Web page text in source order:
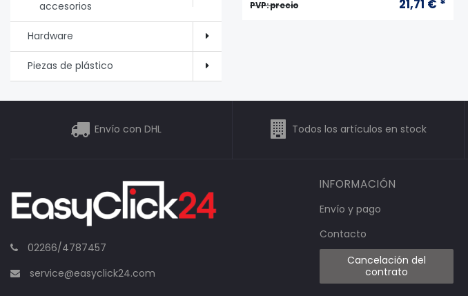
accesorios
Hardware
Piezas de plástico
PVP: precio 21,71 € *
Envío con DHL Todos los artículos en stock
02266/4787457
service@easyclick24.com
INFORMACIÓN
Envío y pago
Contacto
Cancelación del
contrato